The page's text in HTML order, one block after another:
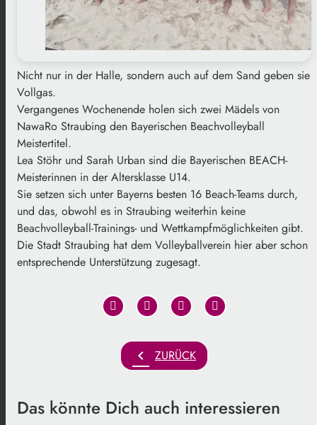
Nicht nur in der Halle, sondern auch auf dem Sand geben sie
Vollgas.
Vergangenes Wochenende holen sich zwei Mädels von
NawaRo Straubing den Bayerischen Beachvolleyball
Meistertitel.
Lea Stöhr und Sarah Urban sind die Bayerischen BEACH-
Meisterinnen in der Altersklasse U14.
Sie setzen sich unter Bayerns besten 16 Beach-Teams durch,
und das, obwohl es in Straubing weiterhin keine
Beachvolleyball-Trainings- und Wettkampfmöglichkeiten gibt.
Die Stadt Straubing hat dem Volleyballverein hier aber schon
entsprechende Unterstützung zugesagt.
chevron_left ZURÜCK
Das könnte Dich auch interessieren